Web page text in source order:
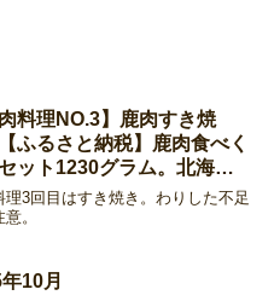
肉料理NO.3】鹿肉すき焼
ふるさと納税】鹿肉食べく
ット1230グラム。北海道
理3回目はすき焼き。わりした不足
。
10月